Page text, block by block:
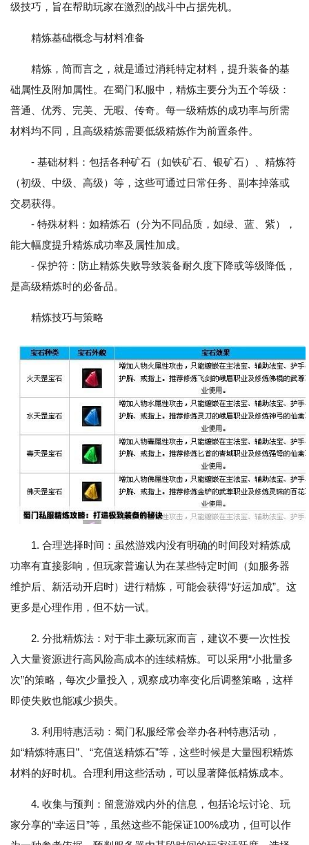
级技巧，旨在帮助玩家在激烈的战斗中占据先机。
精炼基础概念与材料准备
精炼，简而言之，就是通过消耗特定材料，提升装备的基
础属性及附加属性。在蜀门私服中，精炼主要分为五个等级：
普通、优秀、完美、无暇、传奇。每一级精炼的成功率与所需
材料均不同，且高级精炼需要低级精炼作为前置条件。
- 基础材料：包括各种矿石（如铁矿石、银矿石）、精炼符
（初级、中级、高级）等，这些可通过日常任务、副本掉落或
交易获得。
- 特殊材料：如精炼石（分为不同品质，如绿、蓝、紫），
能大幅度提升精炼成功率及属性加成。
- 保护符：防止精炼失败导致装备耐久度下降或等级降低，
是高级精炼时的必备品。
精炼技巧与策略
1. 合理选择时间：虽然游戏内没有明确的时间段对精炼成
功率有直接影响，但玩家普遍认为在某些特定时间（如服务器
维护后、新活动开启时）进行精炼，可能会获得“好运加成”。这
更多是心理作用，但不妨一试。
2. 分批精炼法：对于非土豪玩家而言，建议不要一次性投
入大量资源进行高风险高成本的连续精炼。可以采用“小批量多
次”的策略，每次少量投入，观察成功率变化后调整策略，这样
即使失败也能减少损失。
3. 利用特惠活动：蜀门私服经常会举办各种特惠活动，
如“精炼特惠日”、“充值送精炼石”等，这些时候是大量囤积精炼
材料的好时机。合理利用这些活动，可以显著降低精炼成本。
4. 收集与预判：留意游戏内外的信息，包括论坛讨论、玩
家分享的“幸运日”等，虽然这些不能保证100%成功，但可以作